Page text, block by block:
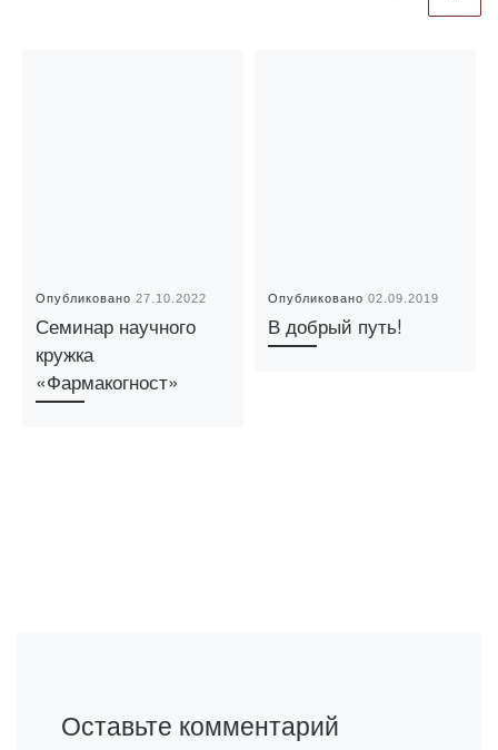
Опубликовано27.10.2022
Семинар научного
кружка
«Фармакогност»
Опубликовано02.09.2019
В добрый путь!
Оставьте комментарий